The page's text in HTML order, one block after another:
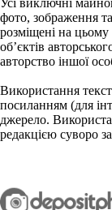
Усі виключні
фото, зображення
розміщені на цьому
об’єктів
авторство іншої
Використання
посиланням (для
джерело.
редакцією суворо